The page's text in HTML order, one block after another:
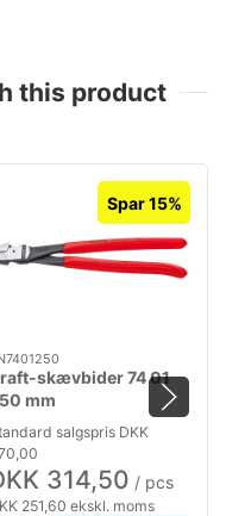
this product
Spar 15%
skævbider 74 01
mm
salgspris DKK
314,50 / pcs
251,60 ekskl. moms